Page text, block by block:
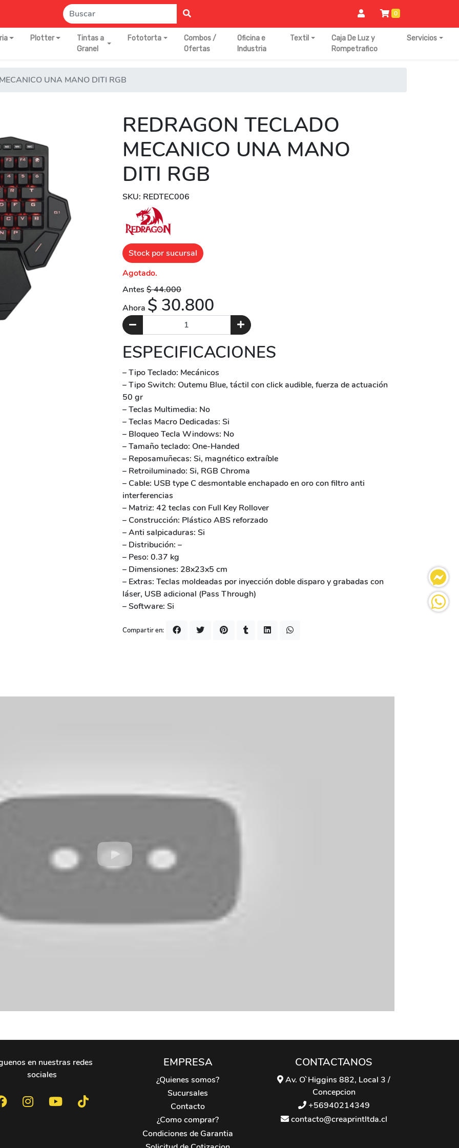
0
Plotter
Tintas a
Granel
Fototorta
Combos /
Ofertas
Oficina e
Industria
Textil
Caja De Luz y
Rompetrafico
Servicios
UNA MANO DITI RGB
REDRAGON TECLADO
MECANICO UNA MANO
DITI RGB
SKU: REDTEC006
Stock por sucursal
Agotado.
Antes $ 44.000
Ahora $ 30.800
ESPECIFICACIONES
– Tipo Teclado: Mecánicos
– Tipo Switch: Outemu Blue, táctil con click audible, fuerza de actuación
50 gr
– Teclas Multimedia: No
– Teclas Macro Dedicadas: Si
– Bloqueo Tecla Windows: No
– Tamaño teclado: One-Handed
– Reposamuñecas: Si, magnético extraíble
– Retroiluminado: Si, RGB Chroma
– Cable: USB type C desmontable enchapado en oro con filtro anti
interferencias
– Matriz: 42 teclas con Full Key Rollover
– Construcción: Plástico ABS reforzado
– Anti salpicaduras: Si
– Distribución: –
– Peso: 0.37 kg
– Dimensiones: 28x23x5 cm
– Extras: Teclas moldeadas por inyección doble disparo y grabadas con
láser, USB adicional (Pass Through)
– Software: Si
Compartir en:
en nuestras redes
sociales
EMPRESA
¿Quienes somos?
Sucursales
Contacto
¿Como comprar?
Condiciones de Garantia
CONTACTANOS
Av. O`Higgins 882, Local 3 /
Concepcion
+56940214349
contacto@creaprintltda.cl